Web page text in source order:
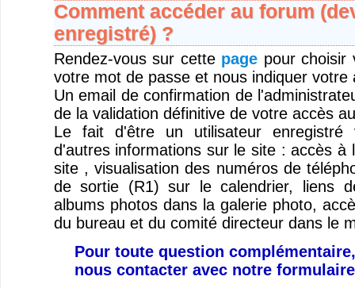
Comment accéder au forum
enregistré) ?
Rendez-vous sur cette page pour choisir
votre mot de passe et nous indiquer votre
Un email de confirmation de
de la validation définitive de votre accès
Le fait d'être un utilisateur enregistré
d'autres informations sur le site : accès à
site , visualisation des numéros de
de sortie (R1) sur le calendrier, liens
albums photos dans la galerie photo,
du bureau et du comité directeur dans le
Pour toute question
nous contacter avec notre